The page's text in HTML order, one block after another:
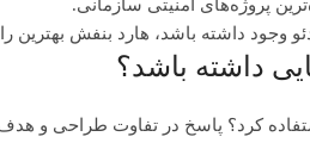
پروژه‌های امنیتی سازمانی.
وجود داشته باشد، هارد بنفش بهترین
داشته باشد؟
کرد؟ پاسخ در تفاوت طراحی